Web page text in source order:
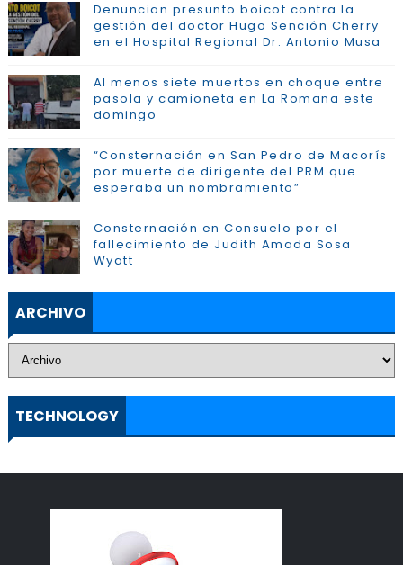
Denuncian presunto boicot contra la
gestión del doctor Hugo Sención Cherry
en el Hospital Regional Dr. Antonio Musa
Al menos siete muertos en choque entre
pasola y camioneta en La Romana este
domingo
“Consternación en San Pedro de Macorís
por muerte de dirigente del PRM que
esperaba un nombramiento”
Consternación en Consuelo por el
fallecimiento de Judith Amada Sosa
Wyatt
ARCHIVO
TECHNOLOGY